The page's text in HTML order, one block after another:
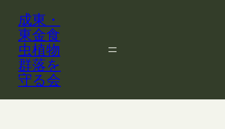
成東・
東金食
虫植物
群落を
守る会